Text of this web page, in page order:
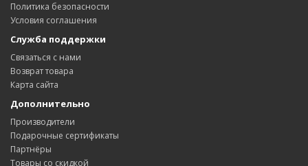
Политика безопасности
Условия соглашения
Служба поддержки
Связаться с нами
Возврат товара
Карта сайта
Дополнительно
Производители
Подарочные сертификаты
Партнёры
Товары со скидкой